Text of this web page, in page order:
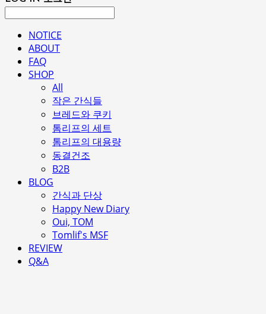
NOTICE
ABOUT
FAQ
SHOP
All
작은 간식들
브레드와 쿠키
톰리프의 세트
톰리프의 대용량
동결건조
B2B
BLOG
간식과 단상
Happy New Diary
Oui, TOM
Tomlif's MSF
REVIEW
Q&A